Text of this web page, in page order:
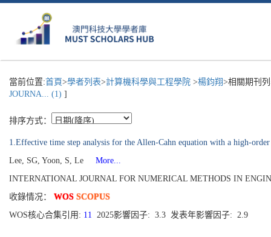
當前位置:首頁>學者列表>計算機科學與工程學院 >楊鈞翔>相關期刊
JOURNA... (1) ]
排序方式：
1.Effective time step analysis for the Allen-Cahn equation with a high-
Lee, SG, Yoon, S, Le
More...
INTERNATIONAL JOURNAL FOR NUMERICAL METHODS IN
收錄情况： WOS SCOPUS
WOS核心合集引用: 11 2025影響因子: 3.3 发表年影響因子: 2.9